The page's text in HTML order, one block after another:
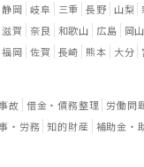
静岡 岐阜 三重 長野 山梨
滋賀 奈良 和歌山 広島 岡山
福岡 佐賀 長崎 熊本 大分
故 借金・債務整理 労働問
・労務 知的財産 補助金・